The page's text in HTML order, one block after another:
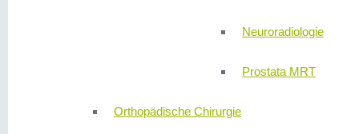
Neuroradiologie
Prostata MRT
Orthopädische Chirurgie